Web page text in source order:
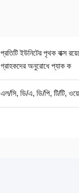
প্রতিটি ইউনিটের পৃথক বাক্স
গ্রাহকদের অনুরোধে প্যাক ক
এল/সি, ডি/এ, ডি/পি, টি/টি,